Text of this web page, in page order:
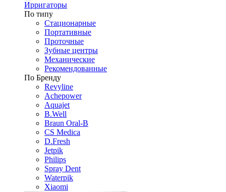
Ирригаторы
По типу
Стационарные
Портативные
Проточные
Зубные центры
Механические
Рекомендованные
По Бренду
Revyline
Achepower
Aquajet
B.Well
Braun Oral-B
CS Medica
D.Fresh
Jetpik
Philips
Spray Dent
Waterpik
Xiaomi